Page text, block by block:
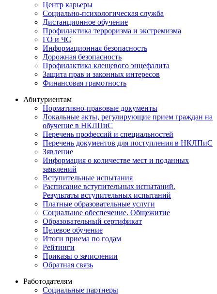
Центр карьеры
Социально-психологическая служба
Дистанционное обучение
Профилактика терроризма и экстремизма
ГО и ЧС
Информационная безопасность
Дорожная безопасность
Профилактика клещевого энцефалита
Защита прав и законных интересов
Финансовая грамотность
Абитуриентам
Нормативно-правовые документы
Локальные акты, регулирующие прием граждан на
обучение в НКЛПиС
Перечень профессий и специальностей
Перечень документов для поступления в НКЛПиС
Зявление
Информация о количестве мест и поданных
заявлений
Вступительные испытания
Расписание вступительных испытаний.
Результаты вступительных испытаний
Платные образовательные услуги
Социальное обеспечение. Общежитие
Образовательный сертификат
Целевое обучение
Итоги приема по годам
Рейтинги
Приказы о зачислении
Обратная связь
Работодателям
Социальные партнеры